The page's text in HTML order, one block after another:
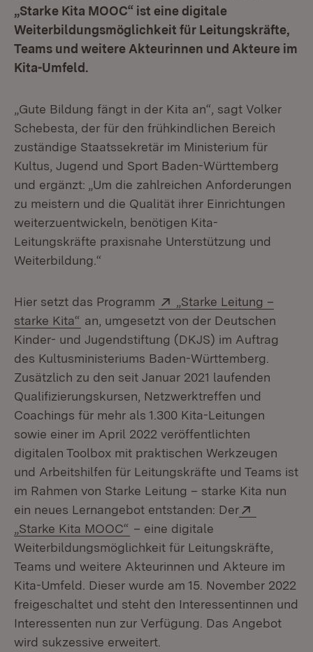
„Starke Kita MOOC“ ist eine digitale
Weiterbildungsmöglichkeit für Leitungskräfte,
Teams und weitere Akteurinnen und Akteure im
Kita-Umfeld.
„Gute Bildung fängt in der Kita an“, sagt Volker
Schebesta, der für den frühkindlichen Bereich
zuständige Staatssekretär im Ministerium für
Kultus, Jugend und Sport Baden-Württemberg
und ergänzt: „Um die zahlreichen Anforderungen
zu meistern und die Qualität ihrer Einrichtungen
weiterzuentwickeln, benötigen Kita-
Leitungskräfte praxisnahe Unterstützung und
Weiterbildung.“
Hier setzt das Programm Extern:
„Starke Leitung –
starke Kita“ (Öffnet in neuem Fenster)
an, umgesetzt von der Deutschen
Kinder- und Jugendstiftung (DKJS) im Auftrag
des Kultusministeriums Baden-Württemberg.
Zusätzlich zu den seit Januar 2021 laufenden
Qualifizierungskursen, Netzwerktreffen und
Coachings für mehr als 1.300 Kita-Leitungen
sowie einer im April 2022 veröffentlichten
digitalen Toolbox mit praktischen Werkzeugen
und Arbeitshilfen für Leitungskräfte und Teams ist
im Rahmen von Starke Leitung – starke Kita nun
ein neues Lernangebot entstanden: Der
„Starke Kita MOOC“ (Öffnet in neuem Fenster)
– eine digitale
Weiterbildungsmöglichkeit für Leitungskräfte,
Teams und weitere Akteurinnen und Akteure im
Kita-Umfeld. Dieser wurde am 15. November 2022
freigeschaltet und steht den Interessentinnen und
Interessenten nun zur Verfügung. Das Angebot
wird sukzessive erweitert.